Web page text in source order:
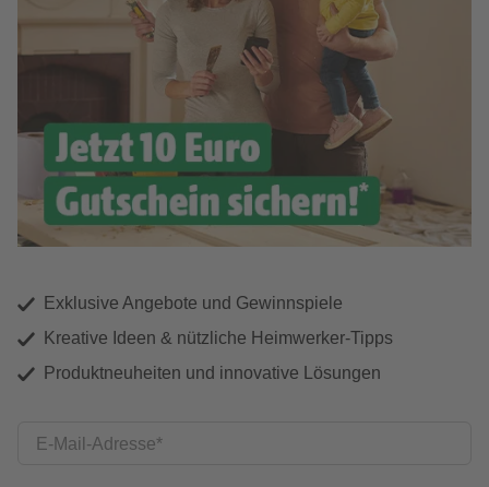
Exklusive Angebote und Gewinnspiele
Kreative Ideen & nützliche Heimwerker-Tipps
Produktneuheiten und innovative Lösungen
E-Mail-Adresse